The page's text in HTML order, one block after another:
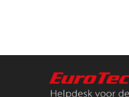
Contact